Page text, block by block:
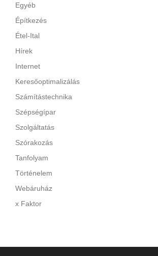
Egyéb
Építkezés
Étel-Ital
Hírek
Internet
Keresőoptimalizálás
Számítástechnika
Szépségípar
Szolgáltatás
Szórakozás
Tanfolyam
Történelem
Webáruház
x Faktor